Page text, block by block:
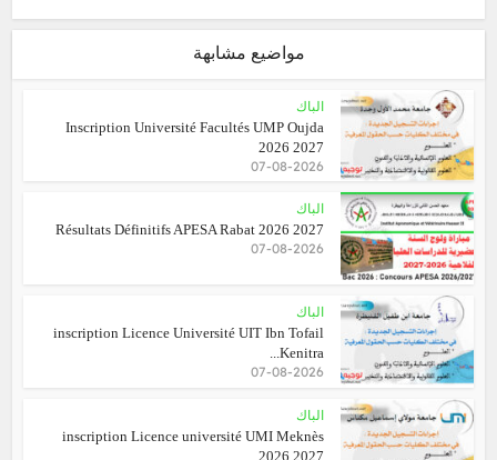
مواضيع مشابهة
الباك
Inscription Université Facultés UMP Oujda
2026 2027
07-08-2026
الباك
Résultats Définitifs APESA Rabat 2026 2027
07-08-2026
الباك
inscription Licence Université UIT Ibn Tofail
Kenitra...
07-08-2026
الباك
inscription Licence université UMI Meknès
2026 2027